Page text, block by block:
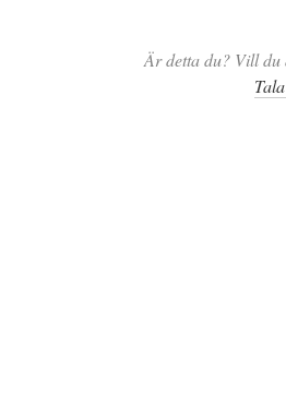
Är detta du? Vill du